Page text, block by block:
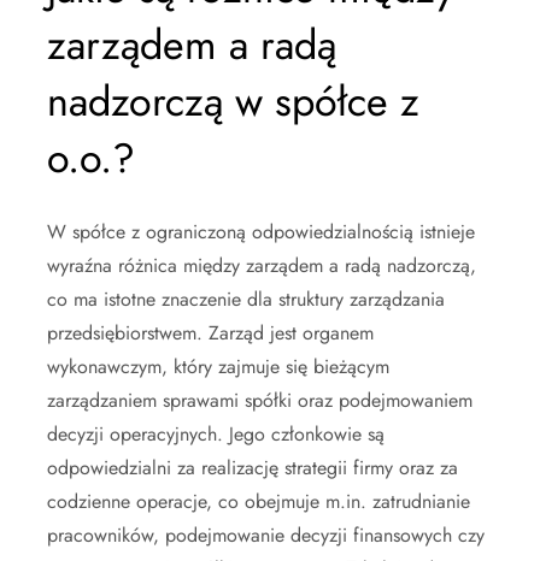
zarządem a radą
nadzorczą w spółce z
o.o.?
W spółce z ograniczoną odpowiedzialnością istnieje
wyraźna różnica między zarządem a radą nadzorczą,
co ma istotne znaczenie dla struktury zarządzania
przedsiębiorstwem. Zarząd jest organem
wykonawczym, który zajmuje się bieżącym
zarządzaniem sprawami spółki oraz podejmowaniem
decyzji operacyjnych. Jego członkowie są
odpowiedzialni za realizację strategii firmy oraz za
codzienne operacje, co obejmuje m.in. zatrudnianie
pracowników, podejmowanie decyzji finansowych czy